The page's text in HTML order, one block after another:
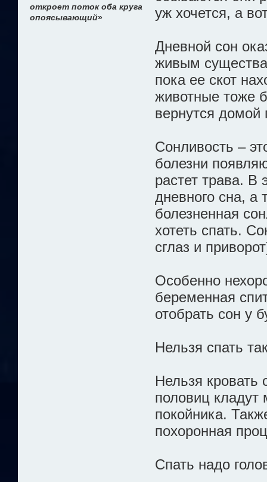
откроет поток оба круга
опоясывающий»
уж хочется, а
Дневной сон
живым
пока ее скот
животные тоже
вернутся домой
Сонливость –
болезни
растет трава. В
дневного сна, а
болезненная
хотеть спать.
сглаз и
Особенно
беременная
отобрать сон у
Нельзя спать
Нельзя кровать
половиц
покойника.
похоронная
Спать надо